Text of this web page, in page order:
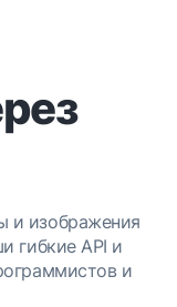
и изображения
гибкие API и
и